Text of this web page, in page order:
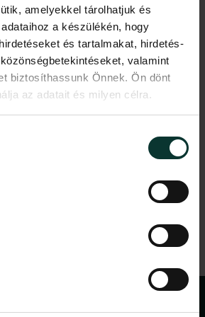
amelyekkel tárolhatjuk és
a készülékén, hogy
és tartalmakat, hirdetés-
valamint
biztosíthassunk Önnek. Ön dönt
az adatait és milyen célra.
az Ön földrajzi
beazonosítása annak konkrét
(ujjlenyomat) aktív ellenőrzésével
preferenciáit a